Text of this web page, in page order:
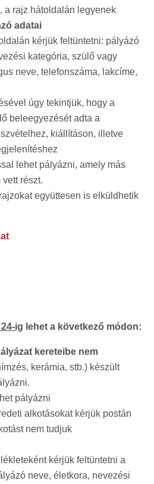
a rajz hátoldalán legyenek
adatai
kérjük feltüntetni: pályázó
kategória, szülő vagy
neve, telefonszáma, lakcíme,
úgy tekintjük, hogy a
beleegyezését adta a
kiállításon, illetve
lehet pályázni, amely más
részt.
együttesen is elküldhetik
ig lehet a következő módon:
kereteibe nem
kerámia, stb.) készült
pályázni
alkotásokat kérjük postán
nem tudjuk
kérjük feltüntetni a
neve, életkora, nevezési